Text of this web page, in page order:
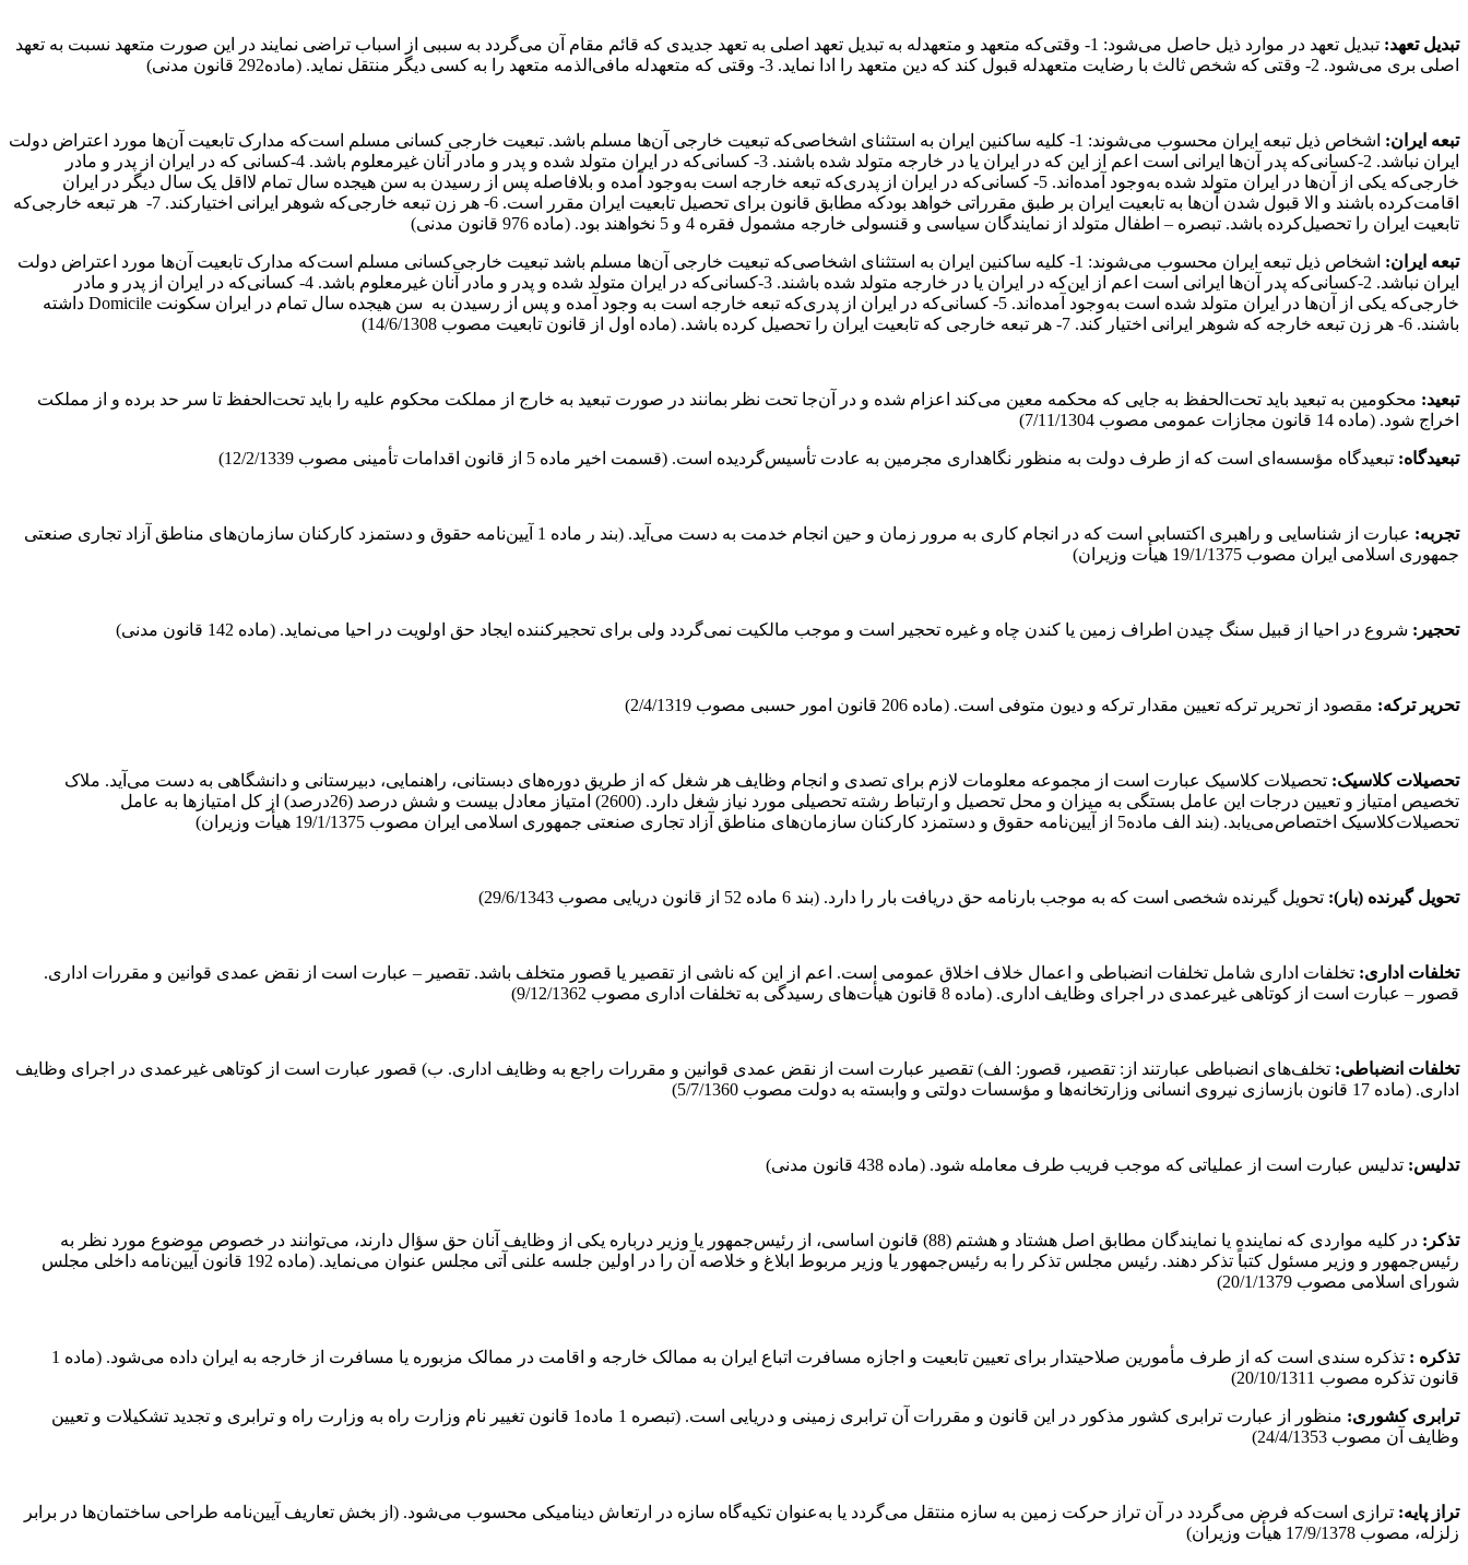
تبدیل تعهد:
تبدیل تعهد در موارد ذیل حاصل می‌شود: 1- وقتی‌که متعهد و متعهدله به تبدیل تعهد اصلی به تعهد جدیدی که قائم مقام آن می‌گردد به سببی از اسباب تراضی نمایند در این صورت متعهد نسبت به تعهد
اصلی بری می‌شود. 2- وقتی که شخص ثالث با رضایت متعهدله قبول کند که دین متعهد را ادا نماید. 3- وقتی که متعهدله مافی‌الذمه متعهد را به کسی دیگر منتقل نماید. (ماده292 قانون مدنی)
تبعه ایران:
اشخاص ذیل تبعه ایران محسوب می‌شوند: 1- کلیه ساکنین ایران به استثنای اشخاصی‌که تبعیت خارجی آن‌ها مسلم باشد. تبعیت خارجی کسانی مسلم است‌که مدارک تابعیت آن‌ها مورد اعتراض دولت
ایران نباشد. 2-‌کسانی‌که پدر آن‌ها ایرانی است اعم از این که در ایران یا در خارجه متولد شده باشند. 3- کسانی‌که در ایران متولد شده و پدر و مادر آنان غیرمعلوم باشد. 4-‌کسانی که در ایران از پدر و مادر
خارجی‌که یکی از آن‌ها در ایران متولد شده به‌وجود آمده‌اند. 5- کسانی‌که در ایران از پدری‌که تبعه خارجه است به‌وجود آمده و بلافاصله پس از رسیدن به سن هیجده سال تمام لااقل یک سال دیگر در ایران
اقامت‌کرده باشند و الا قبول شدن آن‌ها به تابعیت ایران بر طبق مقرراتی خواهد بود‌که مطابق قانون برای تحصیل تابعیت ایران مقرر است. 6- هر زن تبعه خارجی‌که شوهر ایرانی اختیارکند. 7- هر تبعه خارجی‌که
تابعیت ایران را تحصیل‌کرده باشد. تبصره – اطفال متولد از نمایندگان سیاسی و قنسولی خارجه مشمول فقره 4 و 5 نخواهند بود. (ماده 976 قانون مدنی)
تبعه ایران:
اشخاص ذیل تبعه ایران محسوب می‌شوند: 1- کلیه ساکنین ایران به استثنای اشخاصی‌که تبعیت خارجی آن‌ها مسلم باشد تبعیت خارجی‌کسانی مسلم است‌که مدارک تابعیت آن‌ها مورد اعتراض دولت
ایران نباشد. 2-‌کسانی‌که پدر آن‌ها ایرانی است اعم از این‌که در ایران یا در خارجه متولد شده باشند. 3-‌کسانی‌که در ایران متولد شده و پدر و مادر آنان غیرمعلوم باشد. 4-‌ کسانی‌که در ایران از پدر و مادر
خارجی‌که یکی از آن‌ها در ایران متولد شده است به‌وجود آمده‌اند. 5- کسانی‌که در ایران از پدری‌که تبعه خارجه است به ‌وجود آمده و پس از رسیدن به سن هیجده سال تمام در ایران سکونت Domicile داشته
باشند. 6- هر زن تبعه خارجه که شوهر ایرانی اختیار کند. 7- هر تبعه خارجی که تابعیت ایران را تحصیل کرده باشد. (ماده اول از قانون تابعیت مصوب 14/6/1308)
تبعید: محکومین به تبعید باید تحت‌الحفظ به جایی که محکمه معین می‌کند اعزام شده و در آن‌جا تحت نظر بمانند در صورت تبعید به خارج از مملکت محکوم علیه را باید تحت‌الحفظ تا سر حد برده و از مملکت
اخراج شود. (ماده 14 قانون مجازات عمومی مصوب 7/11/1304)
تبعیدگاه: تبعیدگاه مؤسسه‌ای است که از طرف دولت به منظور نگاهداری مجرمین به عادت تأسیس‌گردیده است. (قسمت ‌اخیر ماده 5 از قانون اقدامات تأمینی مصوب 12/2/1339)
تجربه:
عبارت از شناسایی و راهبری اکتسابی است که در انجام کاری به مرور زمان و حین انجام خدمت به دست می‌آید. (بند ر ماده 1 آیین‌نامه حقوق و دستمزد کارکنان سازمان‌های مناطق آزاد تجاری صنعتی
جمهوری اسلامی ایران مصوب 19/1/1375 هیأت وزیران)
تحجیر: شروع در احیا از قبیل سنگ چیدن اطراف زمین یا کندن چاه و غیره تحجیر است و موجب مالکیت نمی‌گردد ولی برای تحجیرکننده ایجاد حق اولویت در احیا می‌نماید. (ماده 142 قانون مدنی)
تحریر ترکه: مقصود از تحریر ترکه تعیین مقدار ترکه و دیون متوفی است. (ماده 206 قانون امور حسبی مصوب 2/4/1319)
تحصیلات کلاسیک: تحصیلات کلاسیک عبارت است از مجموعه معلومات لازم برای تصدی و انجام وظایف هر شغل که از طریق دوره‌های دبستانی، راهنمایی، دبیرستانی و دانشگاهی به دست می‌آید. ملاک
تخصیص امتیاز و تعیین درجات این عامل بستگی به میزان و محل تحصیل و ارتباط رشته تحصیلی مورد نیاز شغل دارد. (2600) امتیاز معادل بیست و شش درصد (26درصد) از کل امتیازها به عامل
تحصیلات‌کلاسیک اختصاص‌می‌یابد. (بند الف ماده5 از آیین‌نامه حقوق و دستمزد کارکنان سازمان‌های مناطق آزاد تجاری صنعتی جمهوری اسلامی ایران مصوب 19/1/1375 هیأت وزیران)
تحویل گیرنده (بار): تحویل گیرنده شخصی است که به موجب بارنامه حق دریافت بار را دارد. (بند 6 ماده 52 از قانون دریایی مصوب 29/6/1343)
تخلفات اداری: تخلفات اداری شامل تخلفات انضباطی و اعمال خلاف اخلاق عمومی است. اعم از این که ناشی از تقصیر یا قصور متخلف باشد. تقصیر – عبارت است از نقض عمدی قوانین و مقررات اداری.
قصور – عبارت است از کوتاهی غیرعمدی در اجرای وظایف اداری. (ماده 8 قانون هیأت‌های رسیدگی به تخلفات اداری مصوب 9/12/1362)
تخلفات انضباطی: تخلف‌های انضباطی عبارتند از: تقصیر، قصور: الف) تقصیر عبارت است از نقض عمدی قوانین و مقررات راجع به وظایف اداری. ب) قصور عبارت است از کوتاهی غیرعمدی در اجرای وظایف
اداری. (ماده 17 قانون بازسازی نیروی انسانی وزارتخانه‌ها و مؤسسات دولتی و وابسته به دولت مصوب 5/7/1360)
تدلیس: تدلیس عبارت است از عملیاتی که موجب فریب طرف معامله شود. (ماده 438 قانون مدنی)
تذکر:
در کلیه مواردی که نماینده یا نمایندگان مطابق اصل هشتاد و هشتم (88) قانون اساسی، از رئیس‌جمهور یا وزیر درباره یکی از وظایف آنان حق سؤال دارند، می‌توانند در خصوص موضوع مورد نظر به
رئیس‌جمهور و وزیر مسئول کتباً تذکر دهند. رئیس مجلس تذکر را به رئیس‌جمهور یا وزیر مربوط ابلاغ و خلاصه آن را در اولین جلسه علنی آتی مجلس عنوان می‌نماید. (ماده 192 قانون آیین‌نامه داخلی مجلس
شورای اسلامی مصوب 20/1/1379)
تذکره :
تذکره سندی است که از طرف مأمورین صلاحیتدار برای تعیین تابعیت و اجازه مسافرت اتباع ایران به ممالک خارجه و اقامت در ممالک مزبوره یا مسافرت از خارجه به ایران داده می‌شود. (ماده 1
قانون تذکره مصوب 20/10/1311)
ترابری کشوری:
منظور از عبارت ترابری کشور مذکور در این قانون و مقررات آن ترابری زمینی و دریایی است. (تبصره 1 ماده1 قانون تغییر نام وزارت راه به وزارت راه و ترابری و تجدید تشکیلات و تعیین
وظایف آن مصوب 24/4/1353)
تراز پایه: ترازی است‌که فرض می‌گردد در آن تراز حرکت زمین به سازه منتقل می‌گردد یا به‌عنوان تکیه‌گاه سازه در ارتعاش دینامیکی محسوب می‌شود. (از بخش تعاریف آیین‌نامه طراحی ساختمان‌ها در برابر
زلزله، مصوب 17/9/1378 هیأت وزیران)